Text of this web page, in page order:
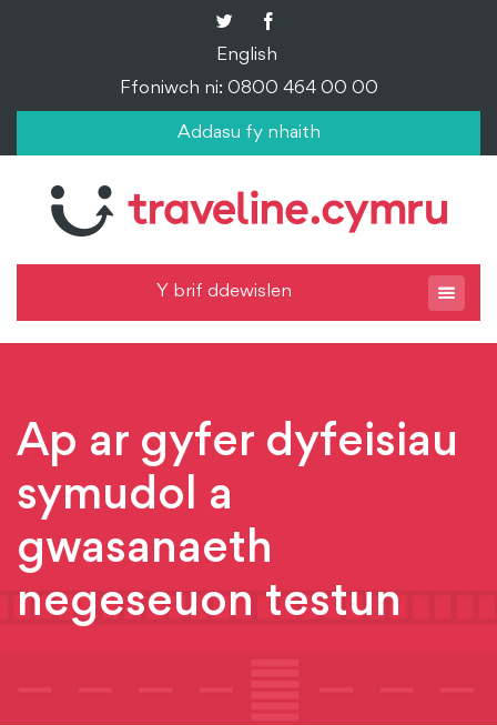
English
Ffoniwch ni: 0800 464 00 00
Addasu fy nhaith
Y brif ddewislen
Ap ar gyfer dyfeisiau
symudol a
gwasanaeth
negeseuon testun